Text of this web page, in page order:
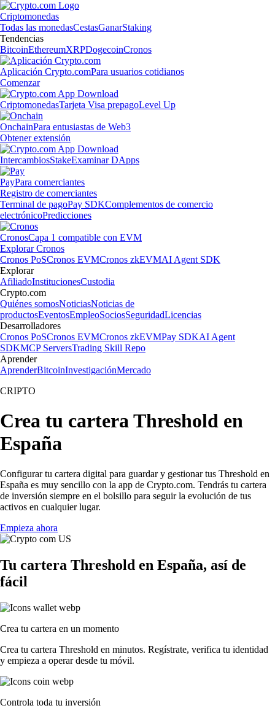
Criptomonedas
Todas las monedasCestasGanarStaking
Tendencias
BitcoinEthereumXRPDogecoinCronos
Aplicación Crypto.comPara usuarios cotidianos
Comenzar
CriptomonedasTarjeta Visa prepagoLevel Up
OnchainPara entusiastas de Web3
Obtener extensión
IntercambiosStakeExaminar DApps
PayPara comerciantes
Registro de comerciantes
Terminal de pagoPay SDKComplementos de comercio
electrónicoPredicciones
CronosCapa 1 compatible con EVM
Explorar Cronos
Cronos PoSCronos EVMCronos zkEVMAI Agent SDK
Explorar
AfiliadoInstitucionesCustodia
Crypto.com
Quiénes somosNoticiasNoticias de
productosEventosEmpleoSociosSeguridadLicencias
Desarrolladores
Cronos PoSCronos EVMCronos zkEVMPay SDKAI Agent
SDKMCP ServersTrading Skill Repo
Aprender
AprenderBitcoinInvestigaciónMercado
CRIPTO
Crea tu cartera Threshold en
España
Configurar tu cartera digital para guardar y gestionar tus Threshold en
España es muy sencillo con la app de Crypto.com. Tendrás tu cartera
de inversión siempre en el bolsillo para seguir la evolución de tus
activos en cualquier lugar.
Empieza ahora
Tu cartera Threshold en España, así de
fácil
Crea tu cartera en un momento
Crea tu cartera Threshold en minutos. Regístrate, verifica tu identidad
y empieza a operar desde tu móvil.
Controla toda tu inversión